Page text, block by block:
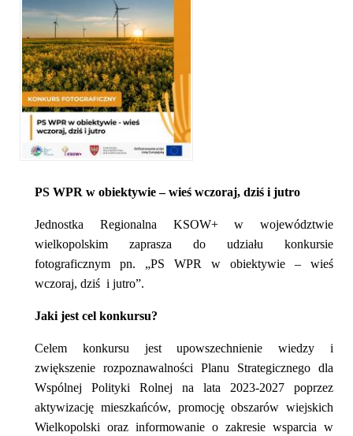
PS WPR w obiektywie – wieś wczoraj, dziś i jutro
Jednostka Regionalna KSOW+ w województwie
wielkopolskim zaprasza do udziału konkursie
fotograficznym pn. „PS WPR w obiektywie – wieś
wczoraj, dziś i jutro”.
Jaki jest cel konkursu?
Celem konkursu jest upowszechnienie wiedzy i
zwiększenie rozpoznawalności Planu Strategicznego dla
Wspólnej Polityki Rolnej na lata 2023-2027 poprzez
aktywizację mieszkańców, promocję obszarów wiejskich
Wielkopolski oraz informowanie o zakresie wsparcia w